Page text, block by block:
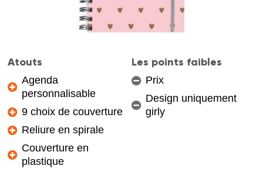
Atouts
Agenda
personnalisable
9 choix de couverture
Reliure en spirale
Couverture en
plastique
Les points faibles
Prix
Design uniquement
girly